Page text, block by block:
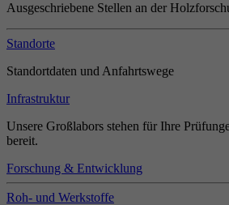
Ausgeschriebene Stellen an der
Standorte
Standortdaten und Anfahrtswege
Infrastruktur
Unsere Großlabors stehen für Ihre
bereit.
Forschung & Entwicklung
Roh- und Werkstoffe